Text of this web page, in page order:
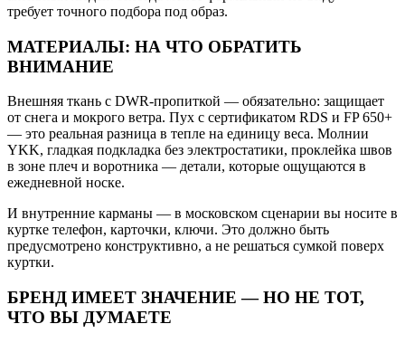
требует точного подбора под образ.
МАТЕРИАЛЫ: НА ЧТО ОБРАТИТЬ
ВНИМАНИЕ
Внешняя ткань с DWR-пропиткой — обязательно: защищает
от снега и мокрого ветра. Пух с сертификатом RDS и FP 650+
— это реальная разница в тепле на единицу веса. Молнии
YKK, гладкая подкладка без электростатики, проклейка швов
в зоне плеч и воротника — детали, которые ощущаются в
ежедневной носке.
И внутренние карманы — в московском сценарии вы носите в
куртке телефон, карточки, ключи. Это должно быть
предусмотрено конструктивно, а не решаться сумкой поверх
куртки.
БРЕНД ИМЕЕТ ЗНАЧЕНИЕ — НО НЕ ТОТ,
ЧТО ВЫ ДУМАЕТЕ